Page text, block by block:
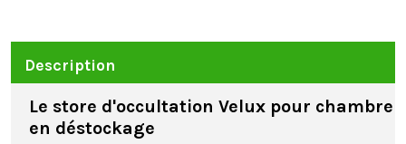
Description
Le store d'occultation Velux pour chambre
en déstockage